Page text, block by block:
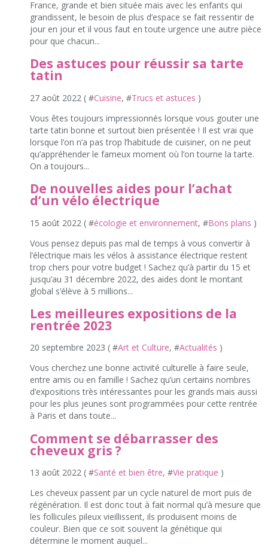
France, grande et bien située mais avec les enfants qui
grandissent, le besoin de plus d’espace se fait ressentir de
jour en jour et il vous faut en toute urgence une autre pièce
pour que chacun...
Des astuces pour réussir sa tarte
tatin
27 août 2022 ( #Cuisine, #Trucs et astuces )
Vous êtes toujours impressionnés lorsque vous gouter une
tarte tatin bonne et surtout bien présentée ! Il est vrai que
lorsque l’on n’a pas trop l’habitude de cuisiner, on ne peut
qu’appréhender le fameux moment où l’on tourne la tarte.
On a toujours...
De nouvelles aides pour l’achat
d’un vélo électrique
15 août 2022 ( #écologie et environnement, #Bons plans )
Vous pensez depuis pas mal de temps à vous convertir à
l’électrique mais les vélos à assistance électrique restent
trop chers pour votre budget ! Sachez qu’à partir du 15 et
jusqu’au 31 décembre 2022, des aides dont le montant
global s’élève à 5 millions...
Les meilleures expositions de la
rentrée 2023
20 septembre 2023 ( #Art et Culture, #Actualités )
Vous cherchez une bonne activité culturelle à faire seule,
entre amis ou en famille ! Sachez qu’un certains nombres
d’expositions très intéressantes pour les grands mais aussi
pour les plus jeunes sont programmées pour cette rentrée
à Paris et dans toute...
Comment se débarrasser des
cheveux gris ?
13 août 2022 ( #Santé et bien être, #Vie pratique )
Les cheveux passent par un cycle naturel de mort puis de
régénération. Il est donc tout à fait normal qu’à mesure que
les follicules pileux vieillissent, ils produisent moins de
couleur. Bien que ce soit souvent la génétique qui
détermine le moment auquel...